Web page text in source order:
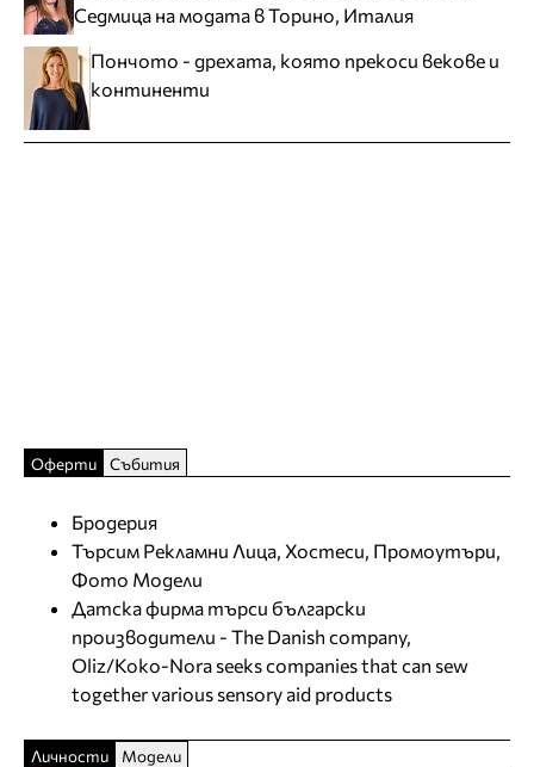
Седмица на модата в Торино, Италия
Пончото - дрехата, която прекоси векове и
континенти
Оферти Събития
Бродерия
Търсим Рекламни Лица, Хостеси, Промоутъри,
Фото Модели
Датска фирма търси български
производители - The Danish company,
Oliz/Koko-Nora seeks companies that can sew
together various sensory aid products
Личности Модели